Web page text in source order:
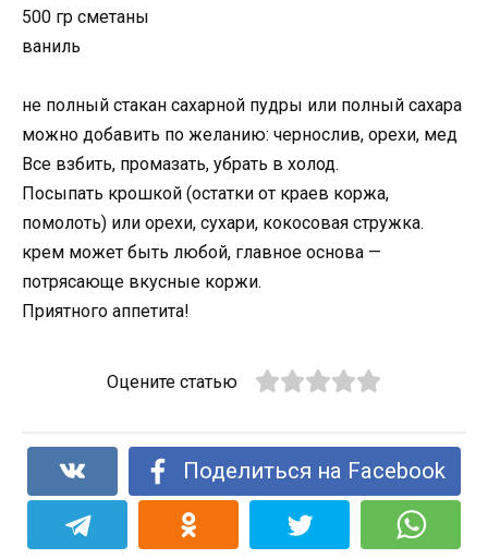
500 гр сметаны
ваниль
не полный стакан сахарной пудры или полный сахара
можно добавить по желанию: чернослив, орехи, мед
Все взбить, промазать, убрать в холод.
Посыпать крошкой (остатки от краев коржа,
помолоть) или орехи, сухари, кокосовая стружка.
крем может быть любой, главное основа —
потрясающе вкусные коржи.
Приятного аппетита!
Оцените статью
Поделиться на Facebook